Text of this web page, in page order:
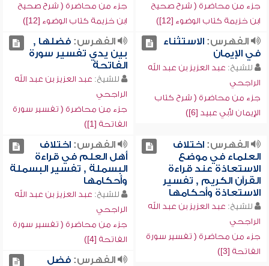
جزء من محاضرة ( شرح صحيح
ابن خزيمة كتاب الوضوء [12])
جزء من محاضرة ( شرح صحيح
ابن خزيمة كتاب الوضوء [12])
الفهرس:الاستثناء
في الإيمان
للشيخ: عبد العزيز بن عبد الله
الراجحي
جزء من محاضرة ( شرح كتاب
الإيمان لأبي عبيد [6])
الفهرس:فضلها ,
بين يدي تفسير سورة
الفاتحة
للشيخ: عبد العزيز بن عبد الله
الراجحي
جزء من محاضرة ( تفسير سورة
الفاتحة [1])
الفهرس:اختلاف
العلماء في موضع
الاستعاذة عند قراءة
القرآن الكريم , تفسير
الاستعاذة وأحكامها
للشيخ: عبد العزيز بن عبد الله
الراجحي
جزء من محاضرة ( تفسير سورة
الفاتحة [3])
الفهرس:اختلاف
أهل العلم في قراءة
البسملة , تفسير البسملة
وأحكامها
للشيخ: عبد العزيز بن عبد الله
الراجحي
جزء من محاضرة ( تفسير سورة
الفاتحة [4])
الفهرس:فضل